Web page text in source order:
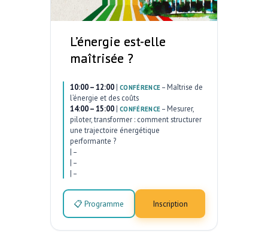
L’énergie est-elle
maîtrisée ?
10:00 – 12:00 | CONFÉRENCE – Maîtrise de
l’énergie et des coûts
14:00 – 15:00 | CONFÉRENCE – Mesurer,
piloter, transformer : comment structurer
une trajectoire énergétique
performante ?
| –
| –
| –
📋 Programme Inscription